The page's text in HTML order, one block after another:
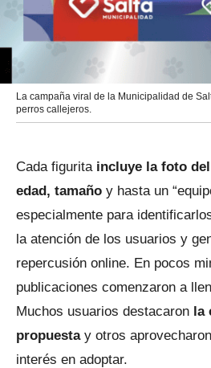
La campaña viral de la Municipalidad de
perros callejeros.
Cada figurita incluye la foto
edad, tamaño y hasta un
especialmente para
la atención de los usuarios y
repercusión online. En pocos
publicaciones comenzaron a
Muchos usuarios destacaron la
propuesta y otros
interés en adoptar.